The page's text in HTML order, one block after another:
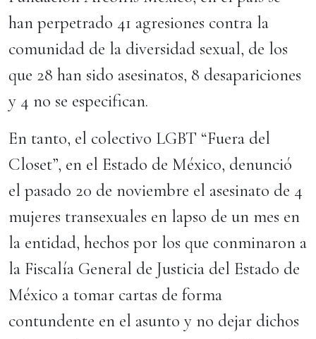
han perpetrado 41 agresiones contra la
comunidad de la diversidad sexual, de los
que 28 han sido asesinatos, 8 desapariciones
y 4 no se especifican.
En tanto, el colectivo LGBT “Fuera del
Closet”, en el Estado de México, denunció
el pasado 20 de noviembre el asesinato de 4
mujeres transexuales en lapso de un mes en
la entidad, hechos por los que conminaron a
la Fiscalía General de Justicia del Estado de
México a tomar cartas de forma
contundente en el asunto y no dejar dichos